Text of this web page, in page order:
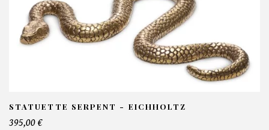
STATUETTE SERPENT - EICHHOLTZ
395,00 €